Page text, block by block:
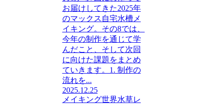
お届けしてきた2025年
のマックス自宅水槽メ
イキング。その8では、
今年の制作を通じて学
んだこと、そして次回
に向けた課題をまとめ
ていきます。1. 制作の
流れを...
2025.12.25
メイキング世界水草レ